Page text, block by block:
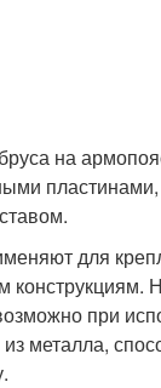
на
для
конструкциям.
при
металла,